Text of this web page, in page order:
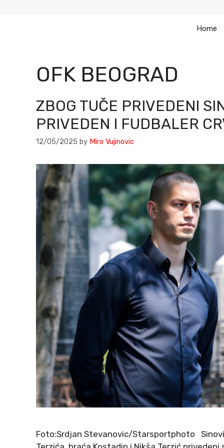
Home
OFK BEOGRAD
ZBOG TUČE PRIVEDENI
PRIVEDEN I FUDBALER
12/05/2025 by Miro Vujinovic
Foto:Srdjan Stevanovic/Starsportphoto